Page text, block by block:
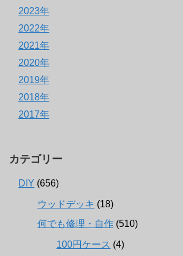
2023年
2022年
2021年
2020年
2019年
2018年
2017年
カテゴリー
DIY (656)
ウッドデッキ (18)
何でも修理・自作 (510)
100円ケース (4)